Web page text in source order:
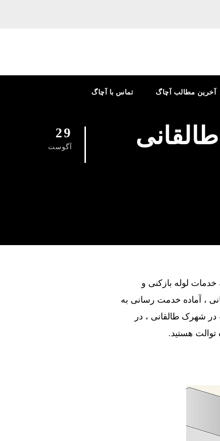
تماس با آچاگ آخرین مطالب آچاگ
29
آگوست
در ارائه خدمات لوله بازکنی و
، آماده خدمت رسانی به
در شهرک طالقانی ، در
توالت هستید.